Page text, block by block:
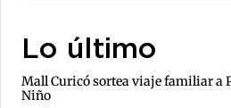
Lo último
Mall Curicó sortea viaje familiar a
Niño